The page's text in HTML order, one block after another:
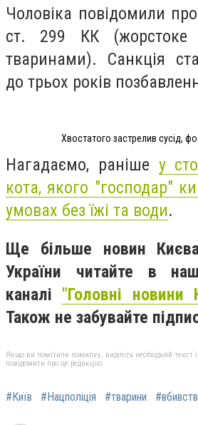
Чоловіка повідомили
ст. 299 КК (жорстоке
тваринами). Санкція
до трьох років
Хвостатого застрелив сусід,
Нагадаємо, раніше у
кота, якого "господар"
умовах без їжі та води.
Ще більше новин
України читайте в
каналі "Головні
Також не забувайте
Якщо ви помітили помилку, виділіть необхідний текст
повідомити про це редакцію
#Київ #Нацполіція #тварини